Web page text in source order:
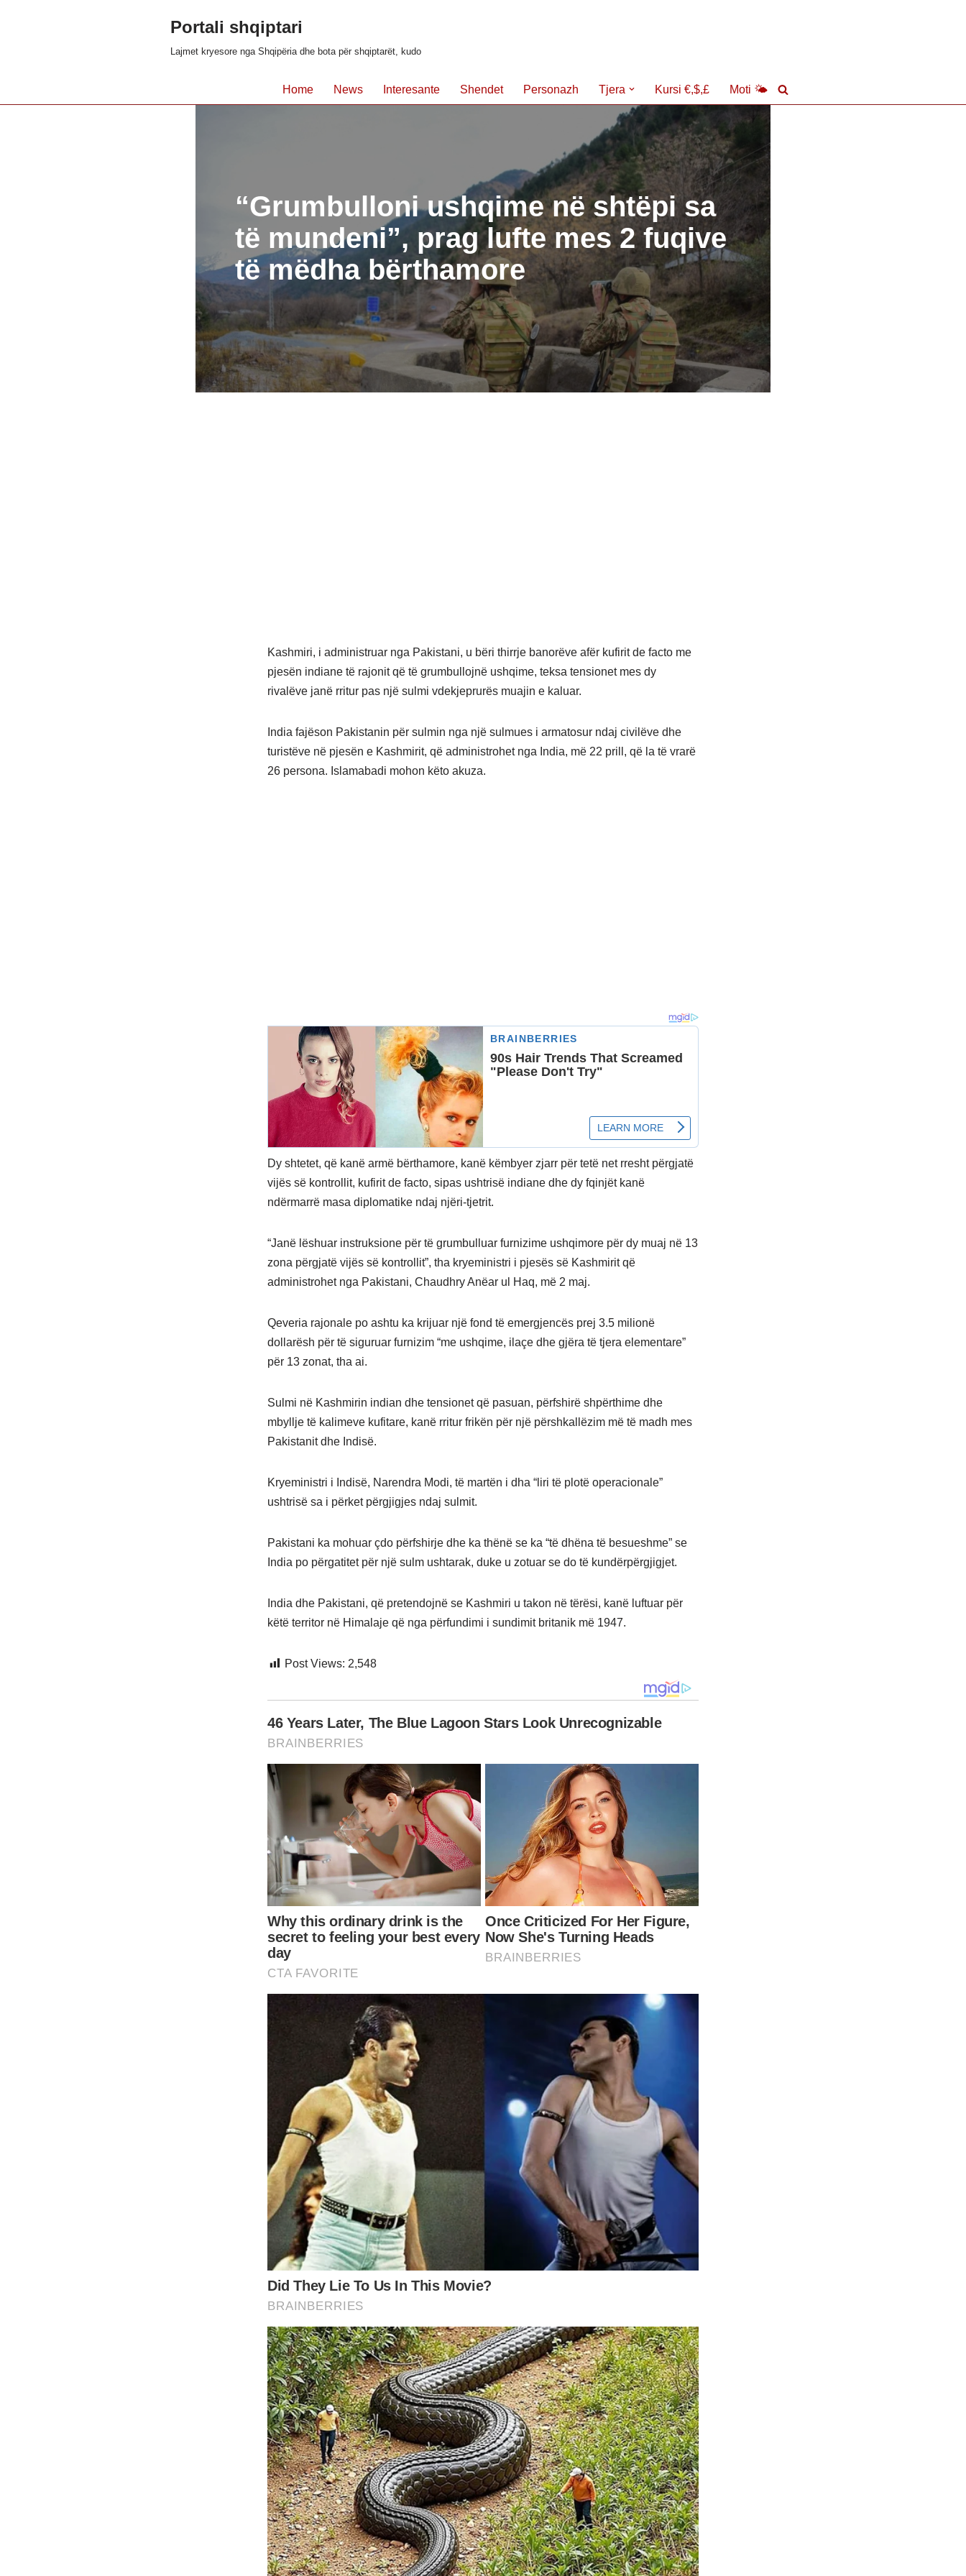
Portali shqiptari
Lajmet kryesore nga Shqipëria dhe bota për shqiptarët, kudo
Home News Interesante Shendet Personazh Tjera Kursi €,$,£ Moti 🌤
“Grumbulloni ushqime në shtëpi sa
të mundeni”, prag lufte mes 2 fuqive
të mëdha bërthamore
Kashmiri, i administruar nga Pakistani, u bëri thirrje banorëve afër kufirit de facto me
pjesën indiane të rajonit që të grumbullojnë ushqime, teksa tensionet mes dy
rivalëve janë rritur pas një sulmi vdekjeprurës muajin e kaluar.
India fajëson Pakistanin për sulmin nga një sulmues i armatosur ndaj civilëve dhe
turistëve në pjesën e Kashmirit, që administrohet nga India, më 22 prill, që la të vrarë
26 persona. Islamabadi mohon këto akuza.
Dy shtetet, që kanë armë bërthamore, kanë këmbyer zjarr për tetë net rresht përgjatë
vijës së kontrollit, kufirit de facto, sipas ushtrisë indiane dhe dy fqinjët kanë
ndërmarrë masa diplomatike ndaj njëri-tjetrit.
“Janë lëshuar instruksione për të grumbulluar furnizime ushqimore për dy muaj në 13
zona përgjatë vijës së kontrollit”, tha kryeministri i pjesës së Kashmirit që
administrohet nga Pakistani, Chaudhry Anëar ul Haq, më 2 maj.
Qeveria rajonale po ashtu ka krijuar një fond të emergjencës prej 3.5 milionë
dollarësh për të siguruar furnizim “me ushqime, ilaçe dhe gjëra të tjera elementare”
për 13 zonat, tha ai.
Sulmi në Kashmirin indian dhe tensionet që pasuan, përfshirë shpërthime dhe
mbyllje të kalimeve kufitare, kanë rritur frikën për një përshkallëzim më të madh mes
Pakistanit dhe Indisë.
Kryeministri i Indisë, Narendra Modi, të martën i dha “liri të plotë operacionale”
ushtrisë sa i përket përgjigjes ndaj sulmit.
Pakistani ka mohuar çdo përfshirje dhe ka thënë se ka “të dhëna të besueshme” se
India po përgatitet për një sulm ushtarak, duke u zotuar se do të kundërpërgjigjet.
India dhe Pakistani, që pretendojnë se Kashmiri u takon në tërësi, kanë luftuar për
këtë territor në Himalaje që nga përfundimi i sundimit britanik më 1947.
Post Views: 2,548